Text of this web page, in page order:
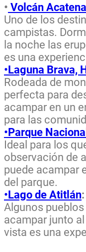
• Volcán
Uno de los
campistas.
la noche las
es una
•Laguna Brava,
Rodeada de
perfecta para
acampar en un
para las
•Parque
Ideal para los
observación de
puede acampar
del parque.
•Lago de Atitlán:
Algunos
acampar junto
vista es una